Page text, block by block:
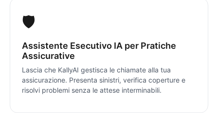
🛡️
Assistente Esecutivo IA per Pratiche
Assicurative
Lascia che KallyAI gestisca le chiamate alla tua
assicurazione. Presenta sinistri, verifica coperture e
risolvi problemi senza le attese interminabili.